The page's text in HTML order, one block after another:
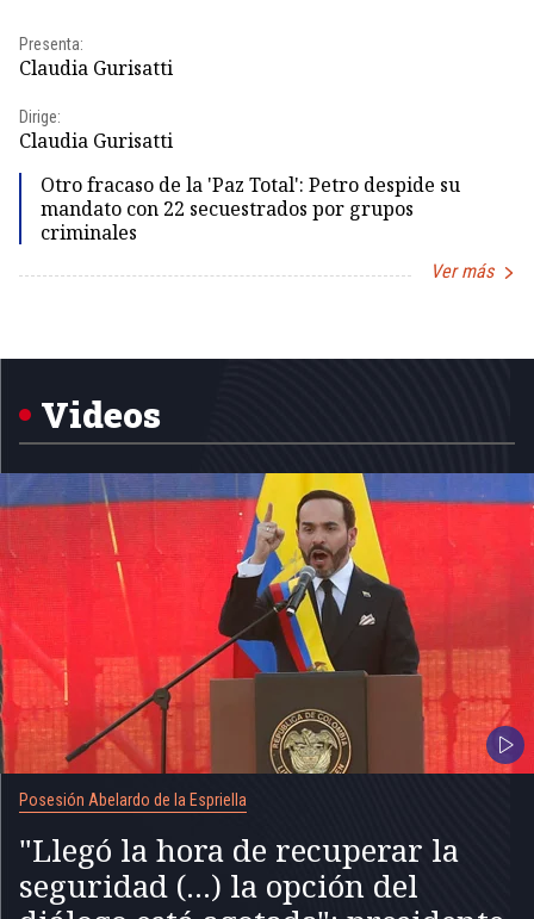
Presenta:
Claudia Gurisatti
Dirige:
Claudia Gurisatti
Otro fracaso de la 'Paz Total': Petro despide su
mandato con 22 secuestrados por grupos
criminales
Ver más
5
Videos
Posesión Abelardo de la Espriella
"Llegó la hora de recuperar la
seguridad (...) la opción del